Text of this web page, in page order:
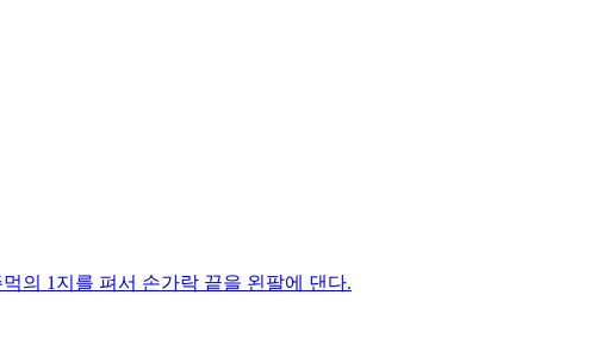
의 1지를 펴서 손가락 끝을 왼팔에 댄다.